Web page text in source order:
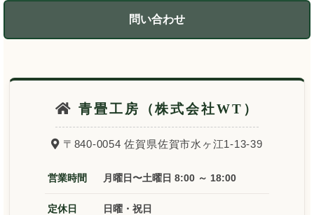
問い合わせ
青畳工房（株式会社WT）
〒840-0054 佐賀県佐賀市水ヶ江1-13-39
営業時間 月曜日〜土曜日 8:00 ～ 18:00
定休日 日曜・祝日